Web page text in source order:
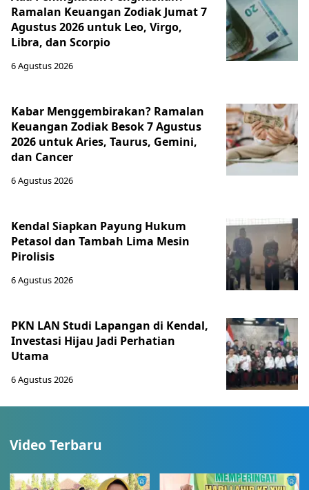
Ramalan Keuangan Zodiak Jumat 7
Agustus 2026 untuk Leo, Virgo,
Libra, dan Scorpio
6 Agustus 2026
Kabar Menggembirakan? Ramalan
Keuangan Zodiak Besok 7 Agustus
2026 untuk Aries, Taurus, Gemini,
dan Cancer
6 Agustus 2026
Kendal Siapkan Payung Hukum
Petasol dan Tambah Lima Mesin
Pirolisis
6 Agustus 2026
PKN LAN Studi Lapangan di Kendal,
Investasi Hijau Jadi Perhatian
Utama
6 Agustus 2026
Video Terbaru